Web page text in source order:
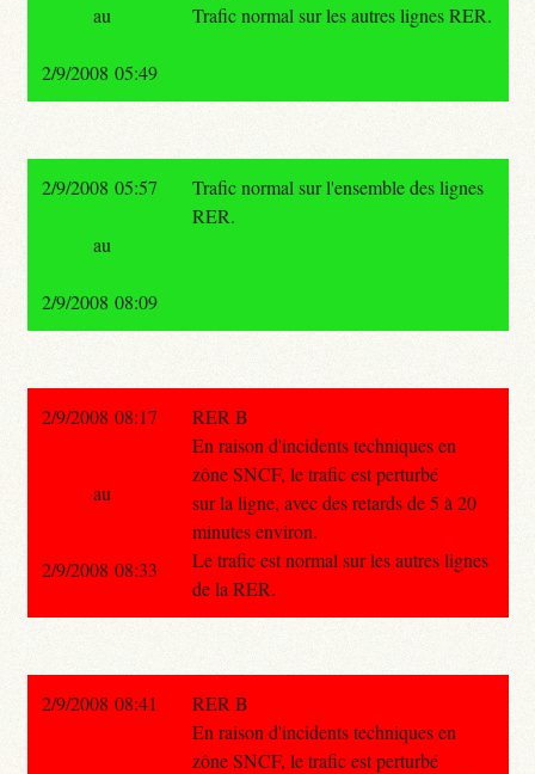
Trafic normal sur les autres lignes RER.
au
2/9/2008 05:49
2/9/2008 05:57
Trafic normal sur l'ensemble des lignes
RER.
au
2/9/2008 08:09
2/9/2008 08:17
RER B
En raison d'incidents techniques en
zône SNCF, le trafic est perturbé
sur la ligne, avec des retards de 5 à 20
minutes environ.
Le trafic est normal sur les autres lignes
de la RER.
au
2/9/2008 08:33
2/9/2008 08:41
RER B
En raison d'incidents techniques en
zône SNCF, le trafic est perturbé